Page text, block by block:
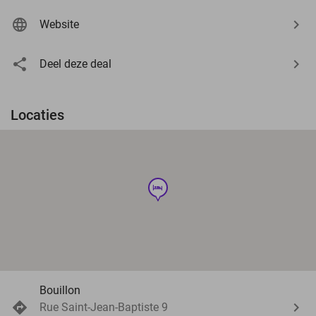
Website
Deel deze deal
Locaties
hotel
Bouillon
Rue Saint-Jean-Baptiste 9